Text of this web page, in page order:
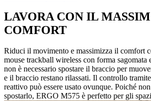
LAVORA CON IL
COMFORT
Riduci il movimento e massimizza il comfort
mouse trackball wireless con forma sagomata
non è necessario spostare il braccio per
e il braccio restano rilassati. Il controllo
reattivo può essere usato ovunque. Poiché
spostarlo, ERGO M575 è perfetto per gli